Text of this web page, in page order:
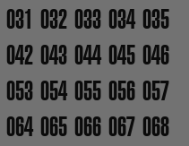
031 032 033 034 035
042 043 044 045 046
053 054 055 056 057
064 065 066 067 068